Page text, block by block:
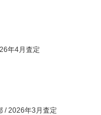
年4月査定
/2026年3月査定